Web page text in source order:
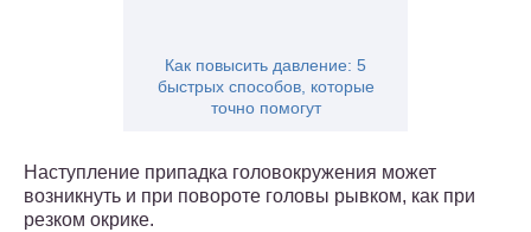
Как повысить давление: 5
быстрых способов, которые
точно помогут
Наступление припадка головокружения может
возникнуть и при повороте головы рывком, как при
резком окрике.